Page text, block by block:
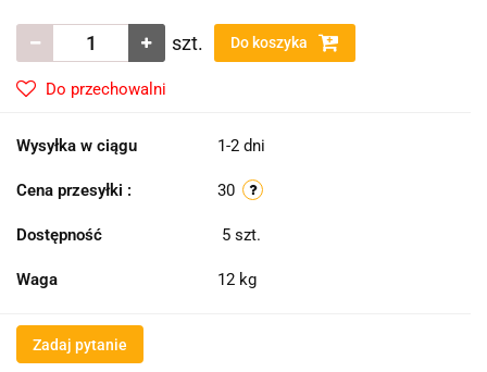
szt. Do koszyka
Do przechowalni
Wysyłka w ciągu 1-2 dni
Cena przesyłki : 30
Dostępność 5 szt.
Waga 12 kg
Zadaj pytanie